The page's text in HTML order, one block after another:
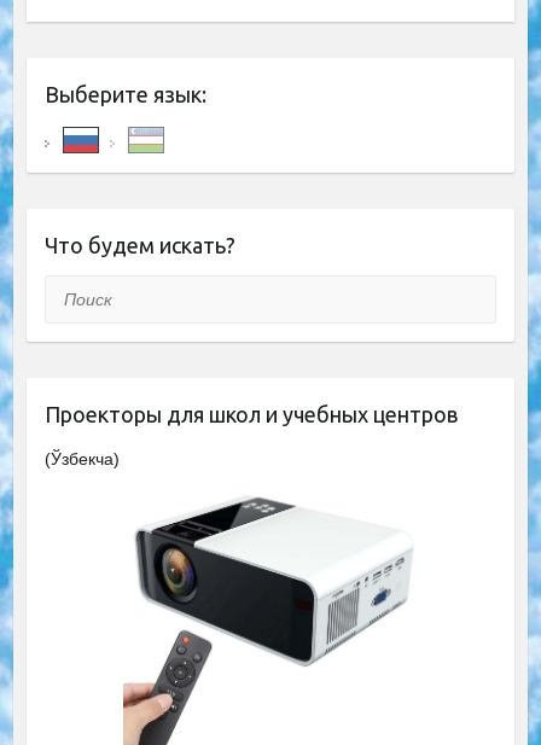
Выберите язык:
Что будем искать?
Поиск
Проекторы для школ и учебных центров
(Ўзбекча)